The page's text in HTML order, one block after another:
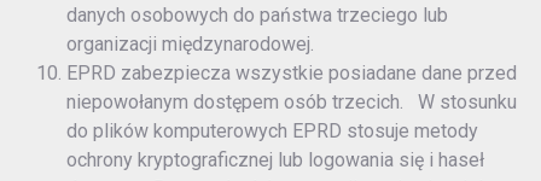
danych osobowych do państwa trzeciego lub
organizacji międzynarodowej.
EPRD zabezpiecza wszystkie posiadane dane przed
niepowołanym dostępem osób trzecich. W stosunku
do plików komputerowych EPRD stosuje metody
ochrony kryptograficznej lub logowania się i haseł